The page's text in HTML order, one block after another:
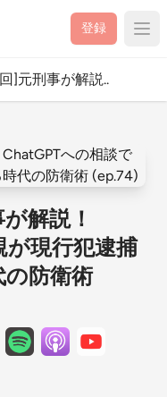
登録
]元刑事が解説..
解説！
が現行犯逮捕
の防衛術